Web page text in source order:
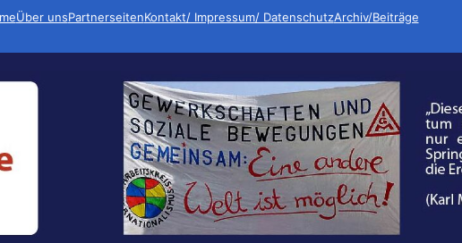
Über unsPartnerseitenKontakt/ Impressum/ DatenschutzArchiv/Beiträge